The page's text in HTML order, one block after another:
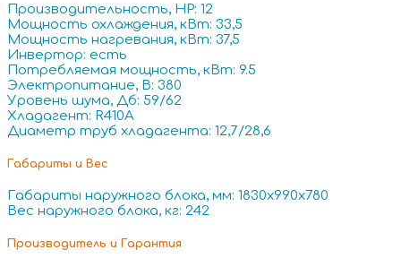
Производительность, HP: 12
Мощность охлаждения, кВт: 33,5
Мощность нагревания, кВт: 37,5
Инвертор: есть
Потребляемая мощность, кВт: 9.5
Электропитание, В: 380
Уровень шума, Дб: 59/62
Хладагент: R410A
Диаметр труб хладагента: 12,7/28,6
Габариты и Вес
Габариты наружного блока, мм: 1830x990x780
Вес наружного блока, кг: 242
Производитель и Гарантия